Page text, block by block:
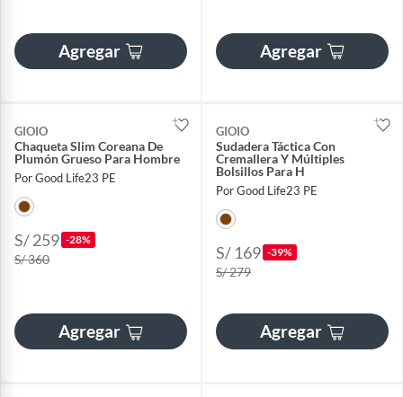
Agregar Agregar
GIOIO
Chaqueta Slim Coreana De
Plumón Grueso Para Hombre
Por Good Life23 PE
S/ 259 -28%
S/ 360
Agregar
GIOIO
Sudadera Táctica Con
Cremallera Y Múltiples
Bolsillos Para H
Por Good Life23 PE
S/ 169 -39%
S/ 279
Agregar